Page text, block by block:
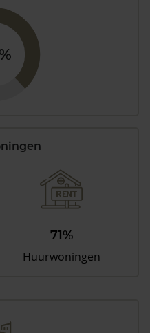
71%
Huurwoningen